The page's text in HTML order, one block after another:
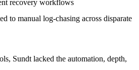
recovery workflows
to manual log-chasing across disparate
Sundt lacked the automation, depth,